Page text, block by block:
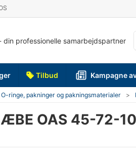
din professionelle samarbejdspartner
Tilbud Kampagne
O-ringe, pakninger og pakningsmaterialer
OAS 45-72-10